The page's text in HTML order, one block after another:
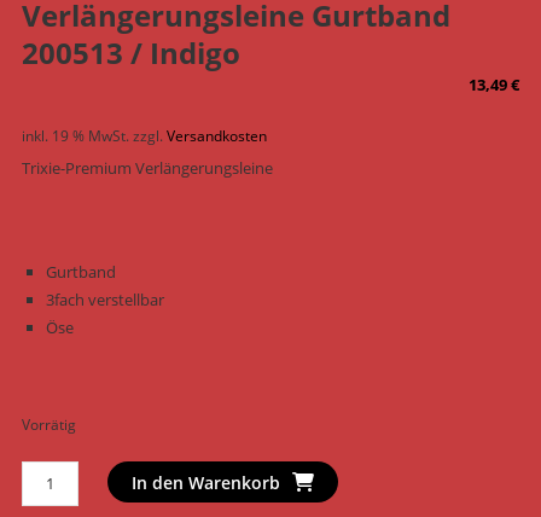
Verlängerungsleine Gurtband
200513 / Indigo
13,49€
inkl. 19 % MwSt.zzgl.Versandkosten
Trixie-Premium Verlängerungsleine
Gurtband
3fach verstellbar
Öse
Vorrätig
Trixie
Hundeleine
In den Warenkorb